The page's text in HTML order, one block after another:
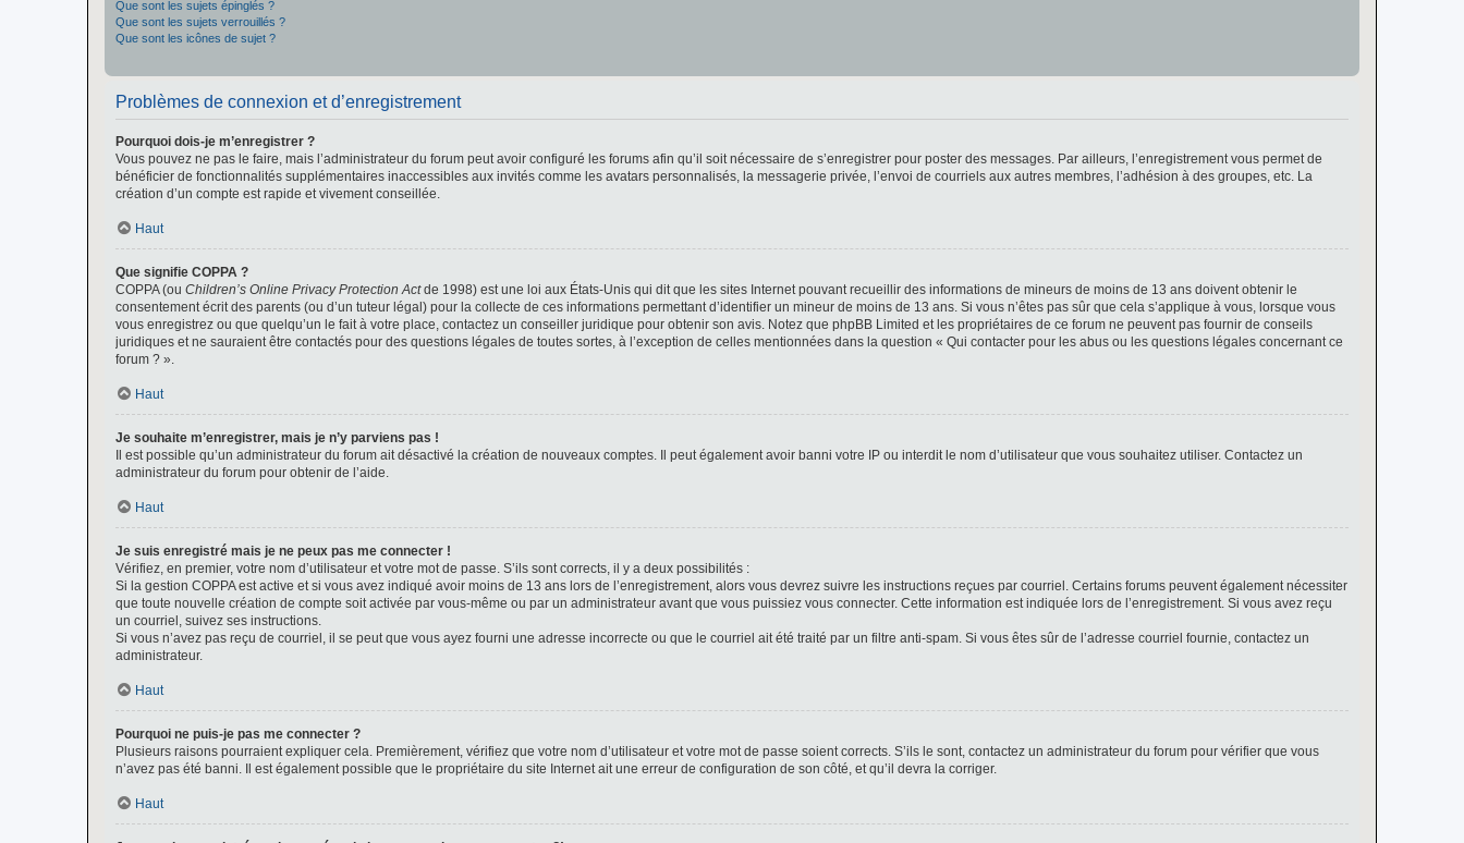
Que sont les sujets épinglés ?
Que sont les sujets verrouillés ?
Que sont les icônes de sujet ?
Problèmes de connexion et d’enregistrement
Pourquoi dois-je m’enregistrer ?
Vous pouvez ne pas le faire, mais l’administrateur du forum peut avoir configuré les forums afin qu’il soit nécessaire de s’enregistrer pour poster des messages. Par ailleurs, l’enregistrement vous permet de
bénéficier de fonctionnalités supplémentaires inaccessibles aux invités comme les avatars personnalisés, la messagerie privée, l’envoi de courriels aux autres membres, l’adhésion à des groupes, etc. La
création d’un compte est rapide et vivement conseillée.
Haut
Que signifie COPPA ?
COPPA (ou Children’s Online Privacy Protection Actde 1998) est une loi aux États-Unis qui dit que les sites Internet pouvant recueillir des informations de mineurs de moins de 13 ans doivent obtenir le
consentement écrit des parents (ou d’un tuteur légal) pour la collecte de ces informations permettant d’identifier un mineur de moins de 13 ans. Si vous n’êtes pas sûr que cela s’applique à vous, lorsque vous
vous enregistrez ou que quelqu’un le fait à votre place, contactez un conseiller juridique pour obtenir son avis. Notez que phpBB Limited et les propriétaires de ce forum ne peuvent pas fournir de conseils
juridiques et ne sauraient être contactés pour des questions légales de toutes sortes, à l’exception de celles mentionnées dans la question « Qui contacter pour les abus ou les questions légales concernant ce
forum ? ».
Haut
Je souhaite m’enregistrer, mais je n’y parviens pas !
Il est possible qu’un administrateur du forum ait désactivé la création de nouveaux comptes. Il peut également avoir banni votre IP ou interdit le nom d’utilisateur que vous souhaitez utiliser. Contactez un
administrateur du forum pour obtenir de l’aide.
Haut
Je suis enregistré mais je ne peux pas me connecter !
Vérifiez, en premier, votre nom d’utilisateur et votre mot de passe. S’ils sont corrects, il y a deux possibilités :
Si la gestion COPPA est active et si vous avez indiqué avoir moins de 13 ans lors de l’enregistrement, alors vous devrez suivre les instructions reçues par courriel. Certains forums peuvent également nécessiter
que toute nouvelle création de compte soit activée par vous-même ou par un administrateur avant que vous puissiez vous connecter. Cette information est indiquée lors de l’enregistrement. Si vous avez reçu
un courriel, suivez ses instructions.
Si vous n’avez pas reçu de courriel, il se peut que vous ayez fourni une adresse incorrecte ou que le courriel ait été traité par un filtre anti-spam. Si vous êtes sûr de l’adresse courriel fournie, contactez un
administrateur.
Haut
Pourquoi ne puis-je pas me connecter ?
Plusieurs raisons pourraient expliquer cela. Premièrement, vérifiez que votre nom d’utilisateur et votre mot de passe soient corrects. S’ils le sont, contactez un administrateur du forum pour vérifier que vous
n’avez pas été banni. Il est également possible que le propriétaire du site Internet ait une erreur de configuration de son côté, et qu’il devra la corriger.
Haut